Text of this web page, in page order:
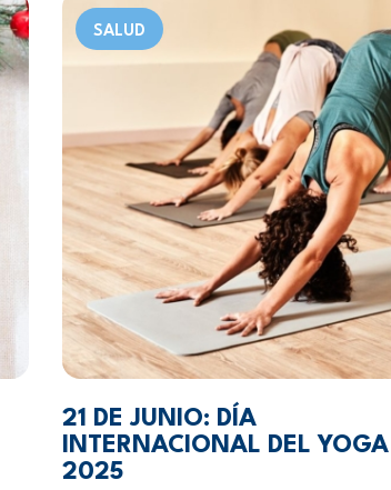
SALUD
21 DE JUNIO: DÍA
INTERNACIONAL DEL YOGA
2025